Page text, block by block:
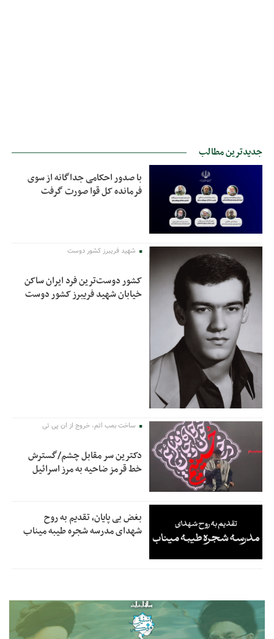
جدیدترین مطالب
با صدور احکامی جداگانه از سوی
فرمانده کل قوا صورت گرفت
شهید فریبرز کشور دوست
کشور دوست‌ترین فرد ایران ساکن
خیابان شهید فریبرز کشور دوست
ساخت بمب اتم، خروج از ان پی تی
دکترین سر مقابل چشم/گسترش
خط قرمز ضاحیه به مرز اسرائیل
بغض بی پایان، تقدیم به روح
شهدای مدرسه شجره طیبه میناب